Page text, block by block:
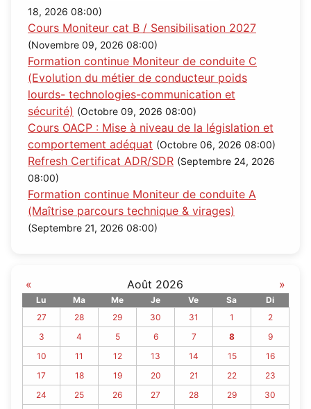
18, 2026 08:00)
Cours Moniteur cat B / Sensibilisation 2027
(Novembre 09, 2026 08:00)
Formation continue Moniteur de conduite C
(Evolution du métier de conducteur poids
lourds- technologies-communication et
sécurité) (Octobre 09, 2026 08:00)
Cours OACP : Mise à niveau de la législation et
comportement adéquat (Octobre 06, 2026 08:00)
Refresh Certificat ADR/SDR (Septembre 24, 2026
08:00)
Formation continue Moniteur de conduite A
(Maîtrise parcours technique & virages)
(Septembre 21, 2026 08:00)
« Août 2026 »
Lu Ma Me Je Ve Sa
Di
27
28 29 30 31 1
2
3
4 5 6 7 8
9
10
11 12 13 14 15
16
17
18 19 20 21 22
23
24
25 26 27 28 29 30